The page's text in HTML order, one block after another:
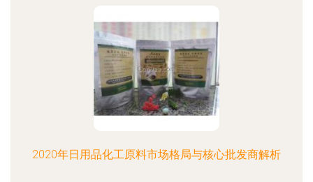
2020年日用品化工原料市场格局与核心批发商解析